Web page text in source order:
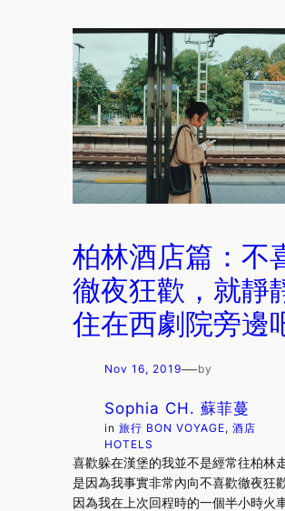
柏林酒店篇：不
徹夜狂歡，就靜
住在西劇院旁邊
Nov 16, 2019—by
Sophia CH. 蘇菲蔓
in旅行 BON VOYAGE, 酒店
HOTELS
喜歡躲在漢堡的我並不是經常往柏林
是因為我事實非常內向不喜歡徹夜狂
因為我在上次回程時的一個半小時火